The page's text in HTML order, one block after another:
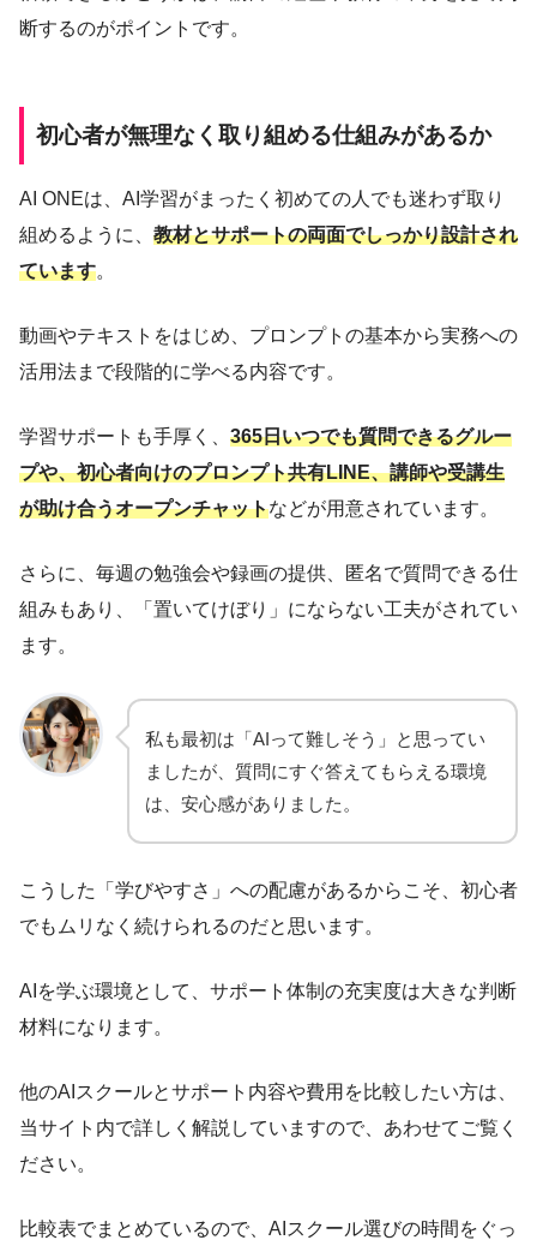
断するのがポイントです。
初心者が無理なく取り組める仕組みがあるか
AI ONEは、AI学習がまったく初めての人でも迷わず取り
組めるように、 教材とサポートの両面でしっかり設計され
ています。
動画やテキストをはじめ、プロンプトの基本から実務への
活用法まで段階的に学べる内容です。
学習サポートも手厚く、 365日いつでも質問できるグルー
プや、初心者向けのプロンプト共有LINE、講師や受講生
が助け合うオープンチャットなどが用意されています。
さらに、毎週の勉強会や録画の提供、匿名で質問できる仕
組みもあり、「置いてけぼり」にならない工夫がされてい
ます。
私も最初は「AIって難しそう」と思ってい
ましたが、質問にすぐ答えてもらえる環境
は、安心感がありました。
こうした「学びやすさ」への配慮があるからこそ、初心者
でもムリなく続けられるのだと思います。
AIを学ぶ環境として、サポート体制の充実度は大きな判断
材料になります。
他のAIスクールとサポート内容や費用を比較したい方は、
当サイト内で詳しく解説していますので、あわせてご覧く
ださい。
比較表でまとめているので、AIスクール選びの時間をぐっ